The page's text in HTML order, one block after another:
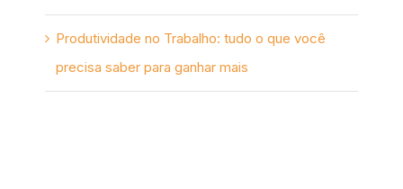
Produtividade no Trabalho: tudo o que você
precisa saber para ganhar mais